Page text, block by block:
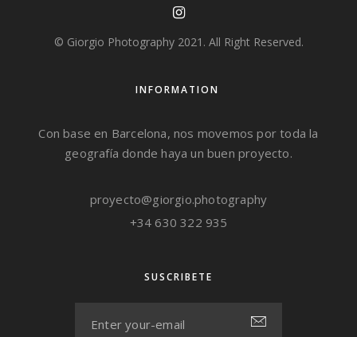
© Giorgio Photography 2021. All Right Reserved.
INFORMATION
Con base en Barcelona, nos movemos por toda la
geografía donde haya un buen proyecto.
proyecto@giorgio.photography
+34 630 322 935
SUSCRIBETE